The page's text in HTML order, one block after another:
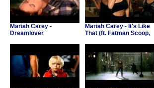
Mariah Carey -
Dreamlover
Mariah Carey - It's Like
That (ft. Fatman Scoop,